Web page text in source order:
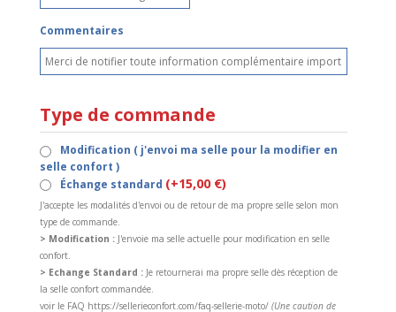
Commentaires
Type de commande
Modification ( j'envoi ma selle pour la modifier en
selle confort )
Échange standard (+15,00 €)
J'accepte les modalités d'envoi ou de retour de ma propre selle selon mon
type de commande.
> Modification : J'envoie ma selle actuelle pour modification en selle
confort.
> Echange Standard :Je retournerai ma propre selle dès réception de
la selle confort commandée.
voir le FAQ https://sellerieconfort.com/faq-sellerie-moto/ (Une caution de